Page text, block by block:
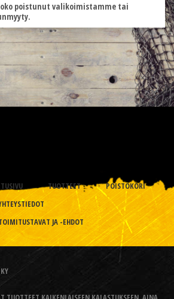
poistunut valikoimistamme tai
TUOTTEET
POISTOKORI
JA -EHDOT